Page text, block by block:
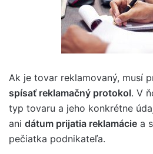
Ak je tovar reklamovaný, musí
spísať reklamačný protokol. V
typ tovaru a jeho konkrétne
ani dátum prijatia reklamácie a
pečiatka podnikateľa.